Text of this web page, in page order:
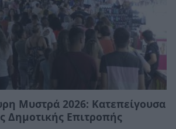
Μυστρά 2026: Κατεπείγουσα
Δημοτικής Επιτροπής